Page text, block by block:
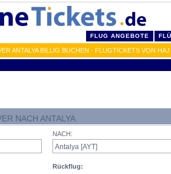
FLUG ANGEBOTE
ANTALYA BILLIG BUCHEN - FLUGTICKETS VON HAJ
NACH ANTALYA
NACH:
Rückflug: